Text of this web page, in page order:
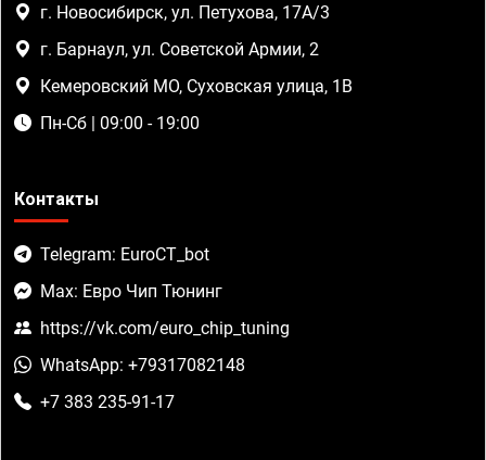
г. Новосибирск, ул. Петухова, 17А/3
г. Барнаул, ул. Советской Армии, 2
Кемеровский МО, Суховская улица, 1В
Пн-Сб | 09:00 - 19:00
Контакты
Telegram: EuroCT_bot
Max: Евро Чип Тюнинг
https://vk.com/euro_chip_tuning
WhatsApp: +79317082148
+7 383 235-91-17